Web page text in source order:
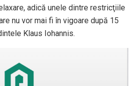
adică unele dintre restricţiile
nu vor mai fi în vigoare după 15
Klaus Iohannis.